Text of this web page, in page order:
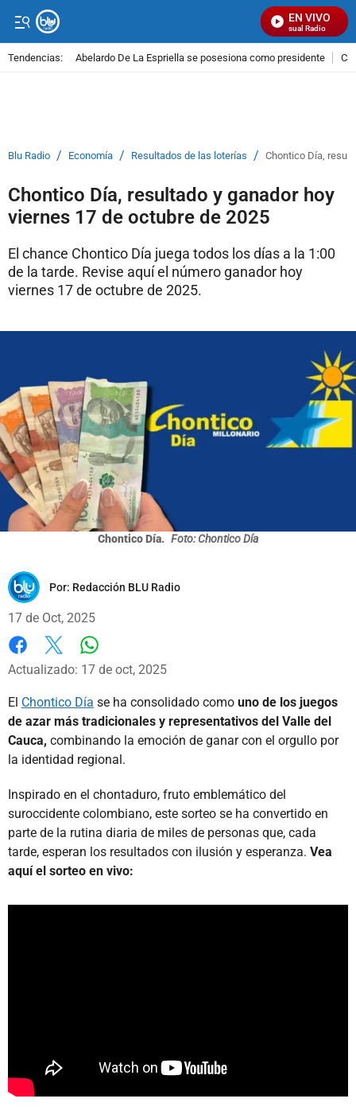
EN VIVO
Señal Visual Radio
Tendencias: Abelardo De La Espriella se posesiona como presidente
Blu Radio / Economía / Resultados de las loterías / Chontico Día,
Chontico Día, resultado y ganador hoy
viernes 17 de octubre de 2025
El chance Chontico Día juega todos los días a la 1:00
de la tarde. Revise aquí el número ganador hoy
viernes 17 de octubre de 2025.
Chontico Día. Foto: Chontico Día
Por: Redacción BLU Radio
17 de Oct, 2025
Facebook
X
Actualizado: 17 de oct, 2025
El Chontico Día se ha consolidado como uno de los juegos
de azar más tradicionales y representativos del Valle del
Cauca, combinando la emoción de ganar con el orgullo por
la identidad regional.
Inspirado en el chontaduro, fruto emblemático del
suroccidente colombiano, este sorteo se ha convertido en
parte de la rutina diaria de miles de personas que, cada
tarde, esperan los resultados con ilusión y esperanza. Vea
aquí el sorteo en vivo: